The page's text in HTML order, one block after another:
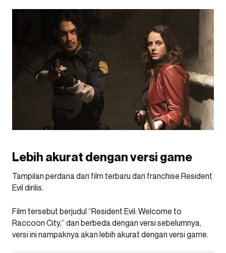
Lebih akurat dengan versi game
Tampilan perdana dari film terbaru dari franchise Resident
Evil dirilis.
Film tersebut berjudul “Resident Evil: Welcome to
Raccoon City,” dan berbeda dengan versi sebelumnya,
versi ini nampaknya akan lebih akurat dengan versi game.